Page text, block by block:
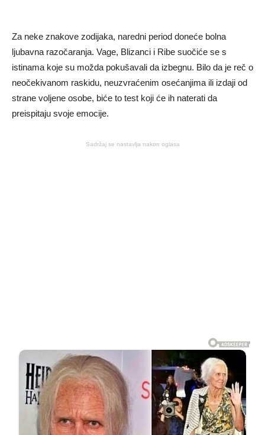
Za neke znakove zodijaka, naredni period doneće bolna
ljubavna razočaranja. Vage, Blizanci i Ribe suočiće se s
istinama koje su možda pokušavali da izbegnu. Bilo da je reč o
neočekivanom raskidu, neuzvraćenim osećanjima ili izdaji od
strane voljene osobe, biće to test koji će ih naterati da
preispitaju svoje emocije.
Sadržaj se nastavlja nakon oglasa